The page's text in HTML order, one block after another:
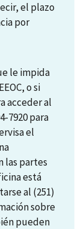
el plazo
por
le impida
o si
acceder al
7920 para
el
las partes
está
al (251)
sobre
pueden